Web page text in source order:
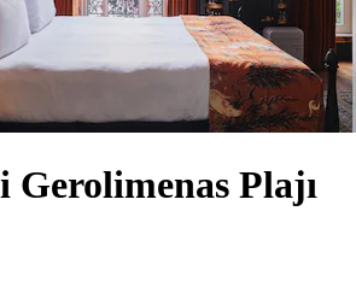
Gerolimenas Plajı